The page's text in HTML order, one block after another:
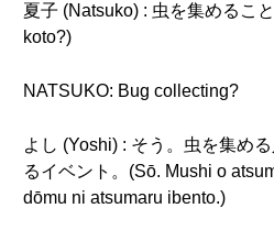
夏子 (Natsuko) : 虫を集めるこ
koto?)
NATSUKO: Bug collecting?
よし (Yoshi) : そう。虫を集め
るイベント。(Sō. Mushi o
dōmu ni atsumaru ibento.)